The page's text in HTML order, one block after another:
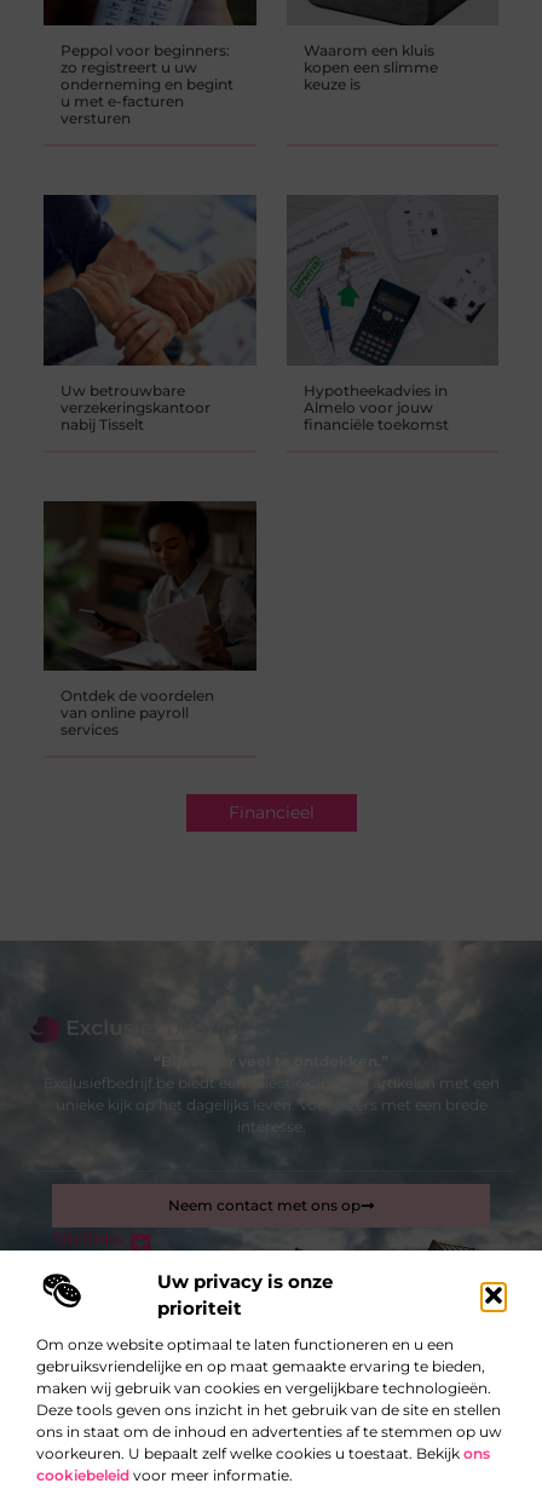
Uw privacy is onze
prioriteit
Om onze website optimaal te laten functioneren en u een
gebruiksvriendelijke en op maat gemaakte ervaring te bieden,
maken wij gebruik van cookies en vergelijkbare technologieën.
Deze tools geven ons inzicht in het gebruik van de site en stellen
ons in staat om de inhoud en advertenties af te stemmen op uw
voorkeuren. U bepaalt zelf welke cookies u toestaat. Bekijk ons
cookiebeleid voor meer informatie.
Peppol voor beginners:
zo registreert u uw
onderneming en begint
u met e-facturen
versturen
Waarom een kluis
kopen een slimme
keuze is
Uw betrouwbare
verzekeringskantoor
nabij Tisselt
Hypotheekadvies in
Almelo voor jouw
financiële toekomst
Ontdek de voordelen
van online payroll
services
Financieel
“Bijzonder veel te ontdekken.”
Exclusiefbedrijf.be biedt een selectie blogs en artikelen met een
unieke kijk op het dagelijks leven. Voor lezers met een brede
interesse.
Sitelinks
De best gelezen stukken op een rij
Uw partner is een logistiek bedrijf in Antwerpen
Welke soorten regenjassen kennen we?
Enkele tips tegen ongedierte in het herfstseizoen
Het ophalen en afleveren van jouw pak
Bericht categorie
Neem contact met ons op